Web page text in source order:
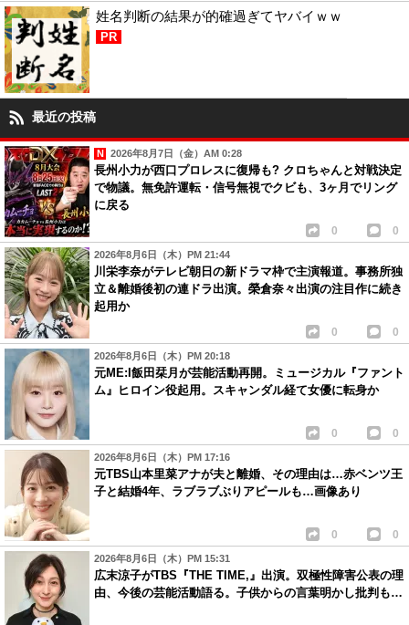
姓名判断の結果が的確過ぎてヤバイｗｗ
PR
最近の投稿
2026年8月7日（金）AM 0:28
長州小力が西口プロレスに復帰も? クロちゃんと対戦決定
で物議。無免許運転・信号無視でクビも、3ヶ月でリング
に戻る
0 0
2026年8月6日（木）PM 21:44
川栄李奈がテレビ朝日の新ドラマ枠で主演報道。事務所独
立＆離婚後初の連ドラ出演。榮倉奈々出演の注目作に続き
起用か
0 0
2026年8月6日（木）PM 20:18
元ME:I飯田栞月が芸能活動再開。ミュージカル『ファント
ム』ヒロイン役起用。スキャンダル経て女優に転身か
0 0
2026年8月6日（木）PM 17:16
元TBS山本里菜アナが夫と離婚、その理由は…赤ベンツ王
子と結婚4年、ラブラブぶりアピールも…画像あり
0 0
2026年8月6日（木）PM 15:31
広末涼子がTBS『THE TIME,』出演。双極性障害公表の理
由、今後の芸能活動語る。子供からの言葉明かし批判も…